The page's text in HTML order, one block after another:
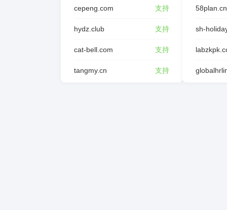
cepeng.com 支持
hydz.club 支持
cat-bell.com 支持
tangmy.cn 支持
58plan.cn
sh-